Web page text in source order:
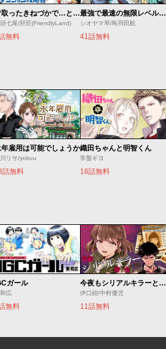
昔取ったきねづかで…と言いながら無双する定食屋のおっさん、実は伝説のダンジョン攻略者
七尾/肝匠(FriendlyLand)
無料
最強で最速の無限レベルアップ ～スキル【経験値１０００倍】と【レベルフリー】でレベル上限の枷が外れた俺は無双する～
シオヤマ琴/鳥羽田航
41話無料
雇用は可能でしょうか
リサ/yokuu
話無料
織田ちゃんと明智くん
常盤ギヨ
16話無料
ガール
広
無料
今夜もシリアルキラーと待ち合わせ
伊口紺/中村優児
11話無料